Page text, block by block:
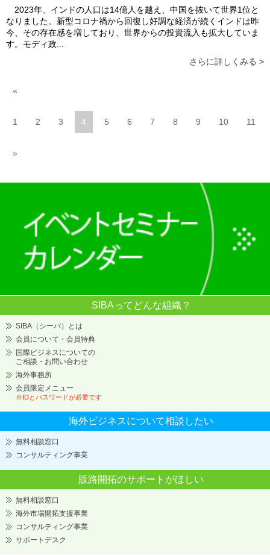
2023年、インドの人口は14億人を越え、中国を抜いて世界1位と
なりました。新型コロナ禍から回復し好調な経済が続くインドは昨
今、その存在感を増しており、世界からの投資流入も拡大していま
す。モディ政...
さらに詳しくみる >
«
1 2 3 4 5 6 7 8 9 10 11
»
SIBAってどんな組織？
SIBA（シーバ）とは
会員について・会員特典
国際ビジネスについての
ご相談・お問い合わせ
海外事務所
会員限定メニュー
※IDとパスワードが必要です
海外ビジネスについて相談したい
無料相談窓口
コンサルティング事業
販路開拓のサポートがほしい
無料相談窓口
海外市場開拓支援事業
コンサルティング事業
サポートデスク